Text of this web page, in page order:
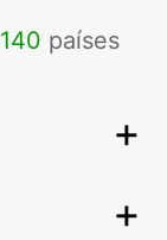
140 países